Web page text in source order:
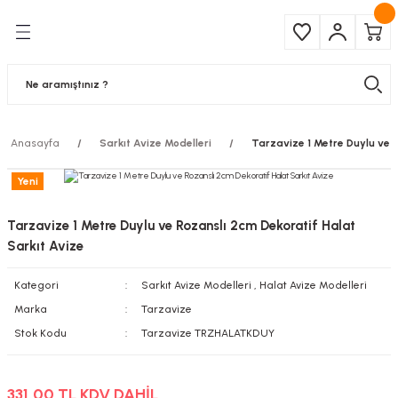
Anasayfa Sarkıt Avize Modelleri Tarzavize 1 Metre Duylu ve
Yeni
Tarzavize 1 Metre Duylu ve Rozanslı 2cm Dekoratif Halat
Sarkıt Avize
Kategori Sarkıt Avize Modelleri , Halat Avize Modelleri
Marka
Tarzavize
Stok Kodu
Tarzavize TRZHALATKDUY
331,00 TL KDV DAHİL